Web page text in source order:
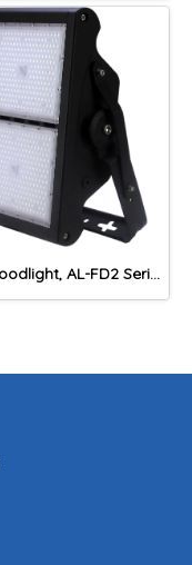
LED Floodlight, AL-FD2 Series TH-2